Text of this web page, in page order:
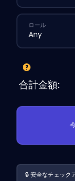
ロール
合計金額:
🔒 安全なチェック